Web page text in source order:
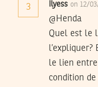
3 Ilyess on 12/
@Henda
Quel est le
l’expliquer?
le lien
condition